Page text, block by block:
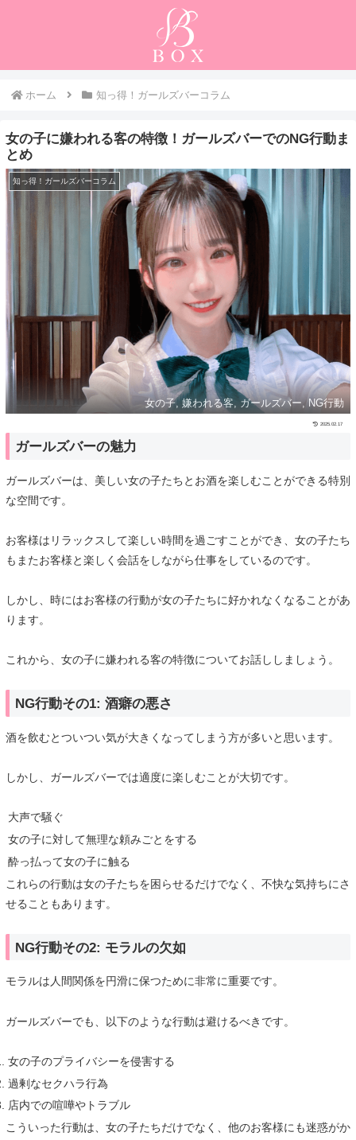
ホーム 知っ得！ガールズバーコラム
女の子に嫌われる客の特徴！ガールズバーでのNG行動ま
とめ
知っ得！ガールズバーコラム
女の子, 嫌われる客, ガールズバー, NG行動
2025.02.17
ガールズバーの魅力
ガールズバーは、美しい女の子たちとお酒を楽しむことができる特別
な空間です。
お客様はリラックスして楽しい時間を過ごすことができ、女の子たち
もまたお客様と楽しく会話をしながら仕事をしているのです。
しかし、時にはお客様の行動が女の子たちに好かれなくなることがあ
ります。
これから、女の子に嫌われる客の特徴についてお話ししましょう。
NG行動その1: 酒癖の悪さ
酒を飲むとついつい気が大きくなってしまう方が多いと思います。
しかし、ガールズバーでは適度に楽しむことが大切です。
大声で騒ぐ
女の子に対して無理な頼みごとをする
酔っ払って女の子に触る
これらの行動は女の子たちを困らせるだけでなく、不快な気持ちにさ
せることもあります。
NG行動その2: モラルの欠如
モラルは人間関係を円滑に保つために非常に重要です。
ガールズバーでも、以下のような行動は避けるべきです。
女の子のプライバシーを侵害する
過剰なセクハラ行為
店内での喧嘩やトラブル
こういった行動は、女の子たちだけでなく、他のお客様にも迷惑がか